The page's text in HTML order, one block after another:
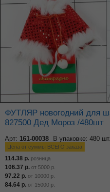
ФУТЛЯР новогодний для шампанского MLE041816
827500 Дед Мороз /480шт
Арт: 161-00038 В упаковке: 480 шт.
Цена от суммы ВСЕГО заказа
114.38 р. розница
106.37 р. от 5000 р.
97.22 р. от 10000 р.
84.64 р. от 15000 р.